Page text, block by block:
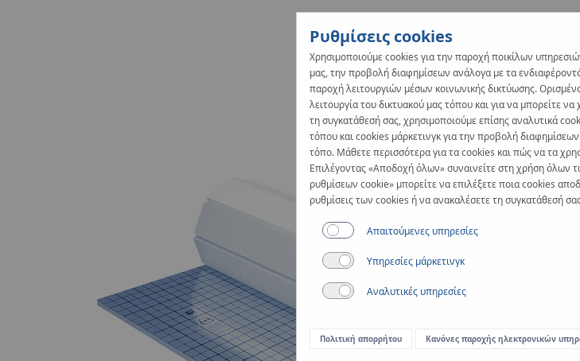
Ρυθμίσεις cookies
Χρησιμοποιούμε cookies για την παροχή ποικίλων
μας, την προβολή διαφημίσεων ανάλογα με τα
παροχή λειτουργιών μέσων κοινωνικής δικτύωσης.
λειτουργία του δικτυακού μας τόπου και για να μπορείτε να
τη συγκατάθεσή σας, χρησιμοποιούμε επίσης αναλυτικά
τόπου και cookies μάρκετινγκ για την προβολή
τόπο. Μάθετε περισσότερα για τα cookies και πώς να τα
Επιλέγοντας «Αποδοχή όλων» συναινείτε στη χρήση όλων
ρυθμίσεων cookie» μπορείτε να επιλέξετε ποια cookies
ρυθμίσεις των cookies ή να ανακαλέσετε τη συγκατάθεσή
Απαιτούμενες υπηρεσίες
Υπηρεσίες μάρκετινγκ
Αναλυτικές υπηρεσίες
Πολιτική απορρήτου Κανόνες παροχής ηλεκτρονικών